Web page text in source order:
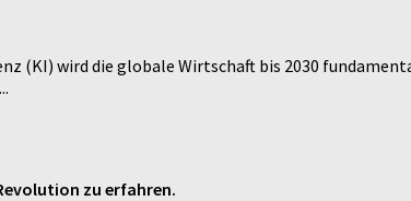
(KI) wird die globale Wirtschaft bis 2030
zu erfahren.